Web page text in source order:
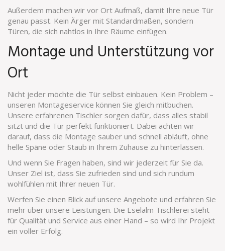
Außerdem machen wir vor Ort Aufmaß, damit Ihre neue Tür
genau passt. Kein Ärger mit Standardmaßen, sondern
Türen, die sich nahtlos in Ihre Räume einfügen.
Montage und Unterstützung vor
Ort
Nicht jeder möchte die Tür selbst einbauen. Kein Problem –
unseren Montageservice können Sie gleich mitbuchen.
Unsere erfahrenen Tischler sorgen dafür, dass alles stabil
sitzt und die Tür perfekt funktioniert. Dabei achten wir
darauf, dass die Montage sauber und schnell abläuft, ohne
helle Späne oder Staub in Ihrem Zuhause zu hinterlassen.
Und wenn Sie Fragen haben, sind wir jederzeit für Sie da.
Unser Ziel ist, dass Sie zufrieden sind und sich rundum
wohlfühlen mit Ihrer neuen Tür.
Werfen Sie einen Blick auf unsere Angebote und erfahren Sie
mehr über unsere Leistungen. Die Eselalm Tischlerei steht
für Qualität und Service aus einer Hand – so wird Ihr Projekt
ein voller Erfolg.